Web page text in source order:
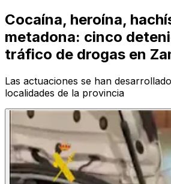
Cocaína, heroína,
metadona: cinco
tráfico de drogas en
Las actuaciones se han
localidades de la provincia